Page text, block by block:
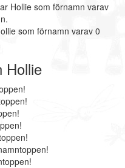
Hollie som förnamn varav
som förnamn varav 0
Hollie